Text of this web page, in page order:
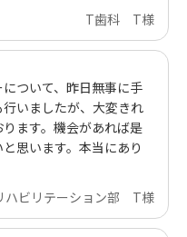
T歯科 T様
ついて、昨日無事に手
いましたが、大変きれ
ます。機会があれば是
思います。本当にあり
ハビリテーション部 T様